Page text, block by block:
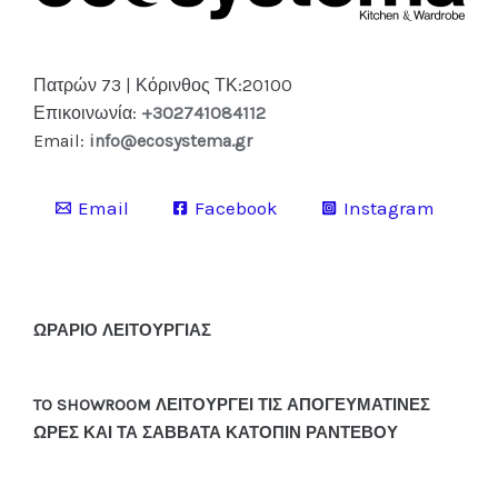
Πατρών 73 | Κόρινθος ΤΚ:20100
Επικοινωνία: +302741084112
Email: info@ecosystema.gr
Email Facebook Instagram
ΩΡΑΡΙΟ ΛΕΙΤΟΥΡΓΙΑΣ
TO SHOWROOM ΛΕΙΤΟΥΡΓΕΙ ΤΙΣ ΑΠΟΓΕΥΜΑΤΙΝΕΣ
ΩΡΕΣ ΚΑΙ ΤΑ ΣΑΒΒΑΤΑ ΚΑΤΟΠΙΝ ΡΑΝΤΕΒΟΥ